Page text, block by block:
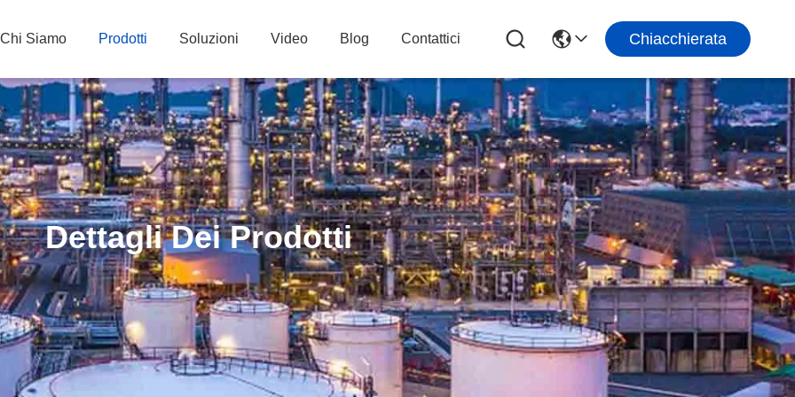
Chi Siamo Prodotti Soluzioni Video Blog Contattici Chiacchierata
Dettagli Dei Prodotti